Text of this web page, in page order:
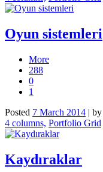
Oyun sistemleri
More
288
0
1
Posted 7 March 2014 | by
4 columns, Portfolio Grid
Kaydıraklar